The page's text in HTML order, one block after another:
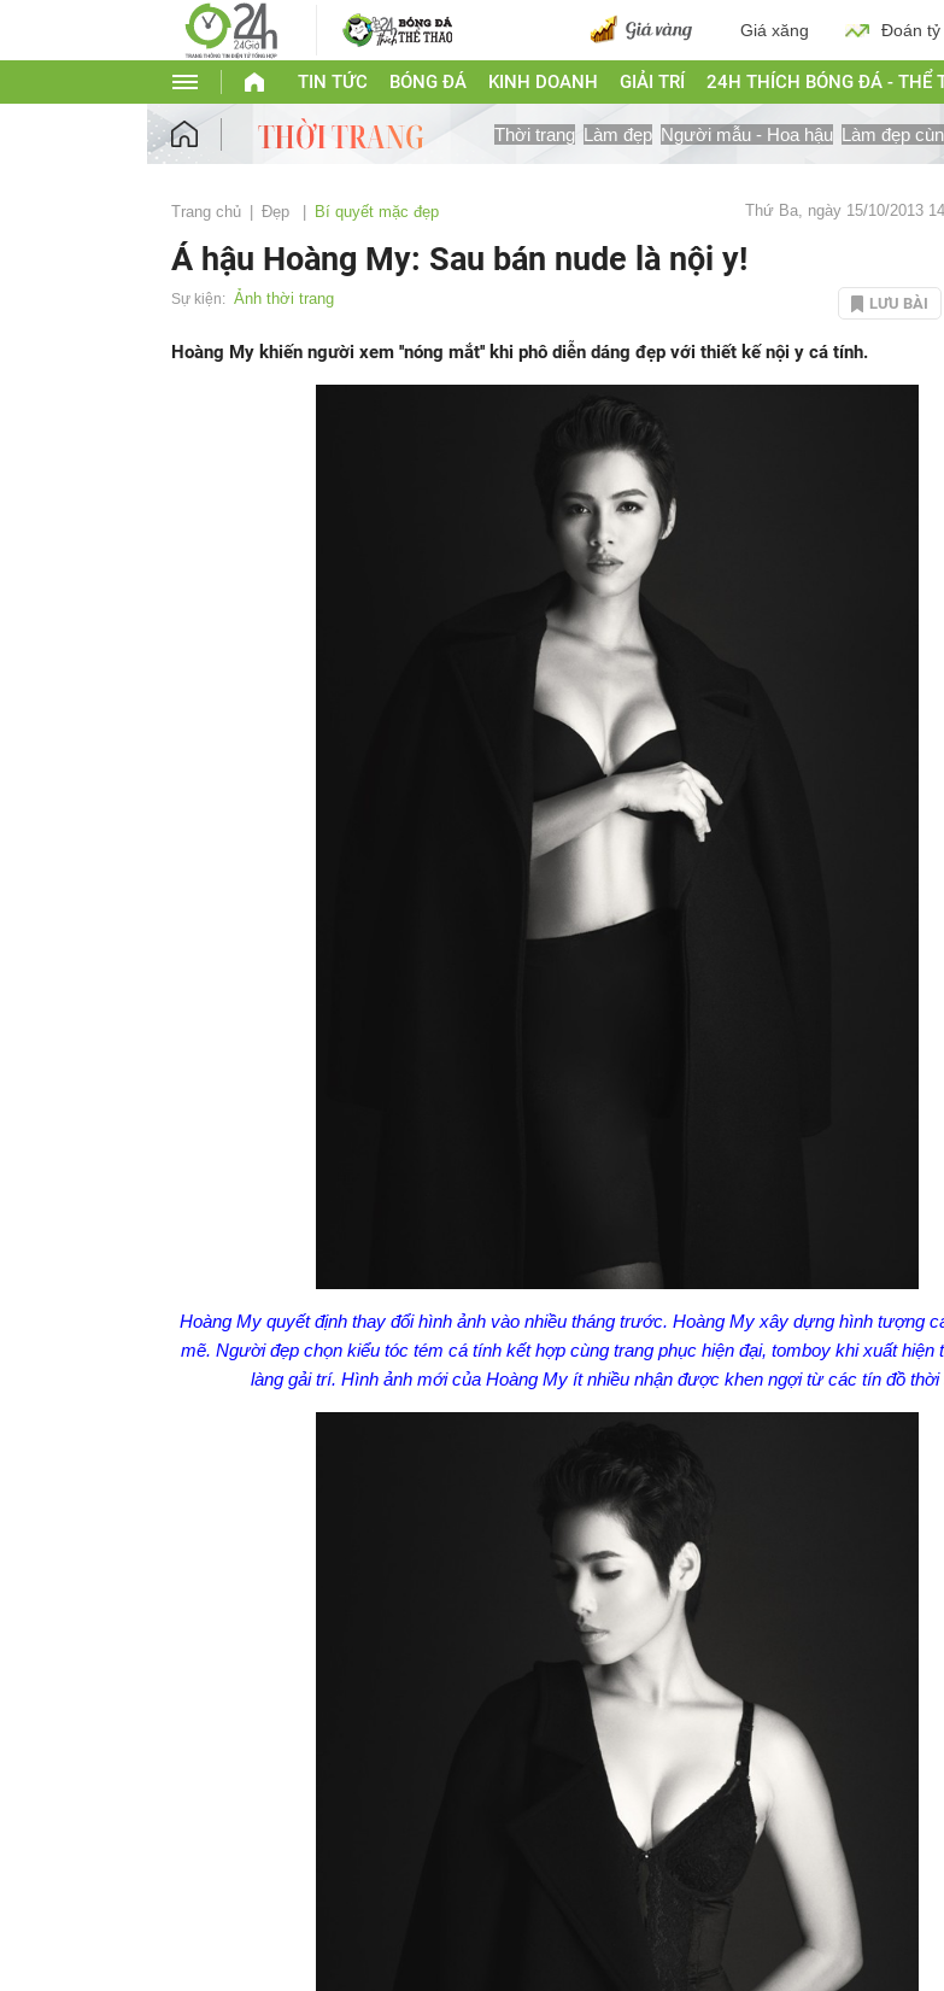
Giá xăng Đoán tỷ
TIN TỨC BÓNG ĐÁ KINH DOANH GIẢI TRÍ 24H THÍCH BÓNG ĐÁ - THỂ
Thời trang Làm đẹp Người mẫu - Hoa hậu Làm đẹp
Trang chủ Đẹp Bí quyết mặc đẹp Thứ Ba, ngày 15/10/2013
Á hậu Hoàng My: Sau bán nude là nội y!
Sự kiện: Ảnh thời trang LƯU BÀI
Hoàng My khiến người xem ''nóng mắt'' khi phô diễn dáng đẹp với thiết kế nội y cá tính.
Hoàng My quyết định thay đổi hình ảnh vào nhiều tháng trước. Hoàng My xây dựng hình tượng
mẽ. Người đẹp chọn kiểu tóc tém cá tính kết hợp cùng trang phục hiện đại, tomboy khi xuất hiện
làng gải trí. Hình ảnh mới của Hoàng My ít nhiều nhận được khen ngợi từ các tín đồ thời